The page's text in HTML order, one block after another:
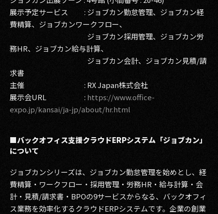
展示予定サービス : ジョブカン勤怠管理、ジョブカン経
費精算、ジョブカンワークフロー、
ジョブカン採用管理、ジョブカン労
務HR、ジョブカン給与計算、
ジョブカン会計、ジョブカン見積/請
求書
主催 : RX Japan株式会社
展示会URL : https://www.office-
expo.jp/kansai/ja-jp/about/hr.html
■バックオフィス支援クラウドERPシステム「ジョブカン」
について
ジョブカンシリーズは、ジョブカン勤怠管理を始めとし、経
費精算・ワークフロー・採用管理・労務HR・給与計算・会
計・見積/請求書・BPOの9サービスからなる、バックオフィ
ス業務を効率化するクラウドERPシステムです。企業の創業